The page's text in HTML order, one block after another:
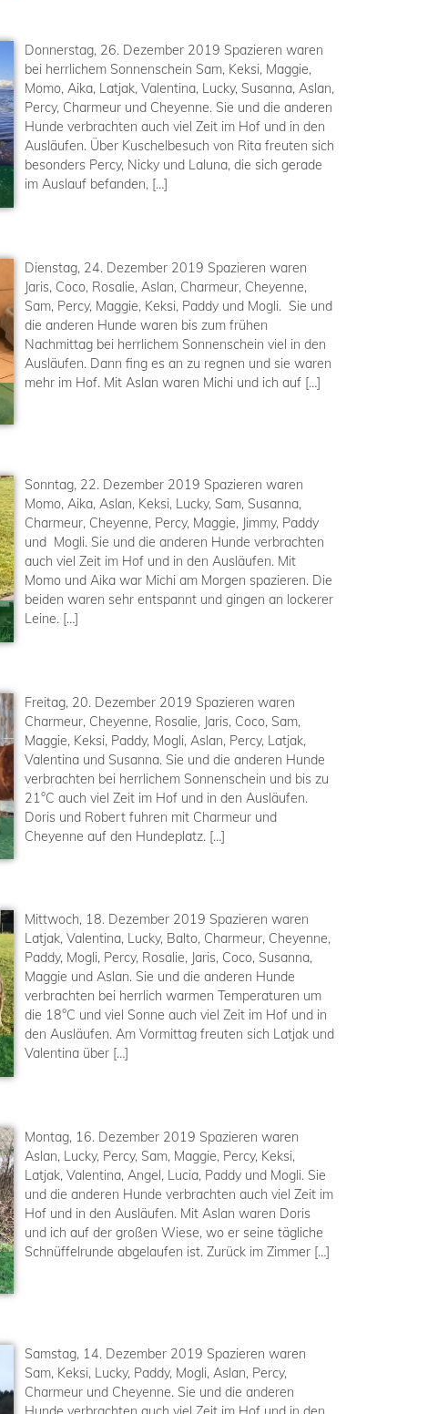
Donnerstag, 26. Dezember 2019 Spazieren waren
bei herrlichem Sonnenschein Sam, Keksi, Maggie,
Momo, Aika, Latjak, Valentina, Lucky, Susanna, Aslan,
Percy, Charmeur und Cheyenne. Sie und die anderen
Hunde verbrachten auch viel Zeit im Hof und in den
Ausläufen. Über Kuschelbesuch von Rita freuten sich
besonders Percy, Nicky und Laluna, die sich gerade
im Auslauf befanden, […]
Dienstag, 24. Dezember 2019 Spazieren waren
Jaris, Coco, Rosalie, Aslan, Charmeur, Cheyenne,
Sam, Percy, Maggie, Keksi, Paddy und Mogli. Sie und
die anderen Hunde waren bis zum frühen
Nachmittag bei herrlichem Sonnenschein viel in den
Ausläufen. Dann fing es an zu regnen und sie waren
mehr im Hof. Mit Aslan waren Michi und ich auf […]
Sonntag, 22. Dezember 2019 Spazieren waren
Momo, Aika, Aslan, Keksi, Lucky, Sam, Susanna,
Charmeur, Cheyenne, Percy, Maggie, Jimmy, Paddy
und Mogli. Sie und die anderen Hunde verbrachten
auch viel Zeit im Hof und in den Ausläufen. Mit
Momo und Aika war Michi am Morgen spazieren. Die
beiden waren sehr entspannt und gingen an lockerer
Leine. […]
Freitag, 20. Dezember 2019 Spazieren waren
Charmeur, Cheyenne, Rosalie, Jaris, Coco, Sam,
Maggie, Keksi, Paddy, Mogli, Aslan, Percy, Latjak,
Valentina und Susanna. Sie und die anderen Hunde
verbrachten bei herrlichem Sonnenschein und bis zu
21°C auch viel Zeit im Hof und in den Ausläufen.
Doris und Robert fuhren mit Charmeur und
Cheyenne auf den Hundeplatz. […]
Mittwoch, 18. Dezember 2019 Spazieren waren
Latjak, Valentina, Lucky, Balto, Charmeur, Cheyenne,
Paddy, Mogli, Percy, Rosalie, Jaris, Coco, Susanna,
Maggie und Aslan. Sie und die anderen Hunde
verbrachten bei herrlich warmen Temperaturen um
die 18°C und viel Sonne auch viel Zeit im Hof und in
den Ausläufen. Am Vormittag freuten sich Latjak und
Valentina über […]
Montag, 16. Dezember 2019 Spazieren waren
Aslan, Lucky, Percy, Sam, Maggie, Percy, Keksi,
Latjak, Valentina, Angel, Lucia, Paddy und Mogli. Sie
und die anderen Hunde verbrachten auch viel Zeit im
Hof und in den Ausläufen. Mit Aslan waren Doris
und ich auf der großen Wiese, wo er seine tägliche
Schnüffelrunde abgelaufen ist. Zurück im Zimmer […]
Samstag, 14. Dezember 2019 Spazieren waren
Sam, Keksi, Lucky, Paddy, Mogli, Aslan, Percy,
Charmeur und Cheyenne. Sie und die anderen